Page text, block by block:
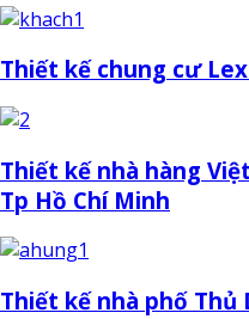
Thiết kế chung cư
Thiết kế nhà hàng
Tp Hồ Chí Minh
Thiết kế nhà phố Thủ